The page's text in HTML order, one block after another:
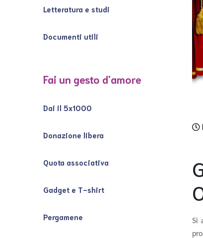
Si
Letteratura e studi
Documenti utili
Fai un gesto d'amore
Dai il 5x1000
Donazione libera
Quota associativa
Gadget e T-shirt
Pergamene